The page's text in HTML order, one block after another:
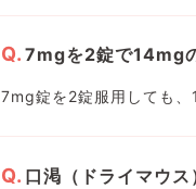
7mgを2錠で14mg
7mg錠を2錠服用しても
口渇（ドライマウ